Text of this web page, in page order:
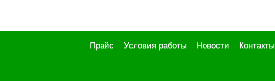
Прайс Условия работы Новости Контакты